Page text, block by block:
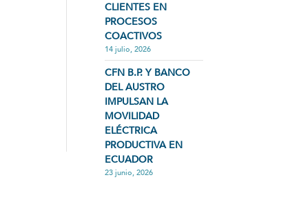
CLIENTES EN
PROCESOS
COACTIVOS
14 julio, 2026
CFN B.P. Y BANCO
DEL AUSTRO
IMPULSAN LA
MOVILIDAD
ELÉCTRICA
PRODUCTIVA EN
ECUADOR
23 junio, 2026